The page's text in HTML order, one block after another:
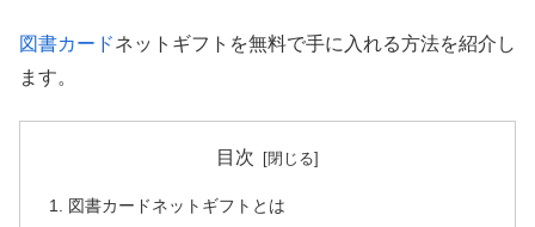
図書カードネットギフトを無料で手に入れる方法を紹介し
ます。
目次
図書カードネットギフトとは